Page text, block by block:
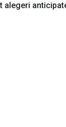
alegeri